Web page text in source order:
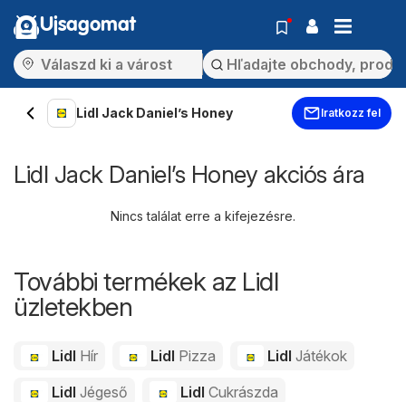
Ujsagomat
Lidl Jack Daniel’s Honey Iratkozz fel
Lidl Jack Daniel’s Honey akciós ára
Nincs találat erre a kifejezésre.
További termékek az Lidl
üzletekben
Lidl Hír Lidl Pizza LidlJátékok
Lidl Jégeső Lidl Cukrászda